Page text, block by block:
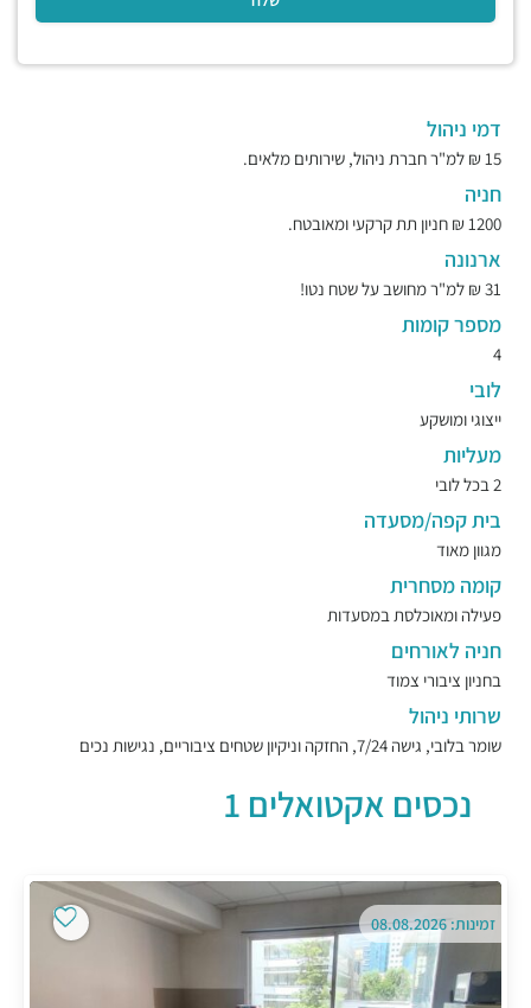
דמי ניהול
15 ₪ למ"ר חברת ניהול, שירותים מלאים.
חניה
1200 ₪ חניון תת קרקעי ומאובטח.
ארנונה
31 ₪ למ"ר מחושב על שטח נטו!
מספר קומות
4
לובי
ייצוגי ומושקע
מעליות
2 בכל לובי
בית קפה/מסעדה
מגוון מאוד
קומה מסחרית
פעילה ומאוכלסת במסעדות
חניה לאורחים
בחניון ציבורי צמוד
שרותי ניהול
שומר בלובי, גישה 7/24, החזקה וניקיון שטחים ציבוריים, נגישות נכים
נכסים אקטואלים 1
זמינות: 08.08.2026